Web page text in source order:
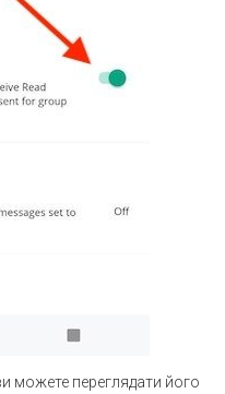
можете переглядати його